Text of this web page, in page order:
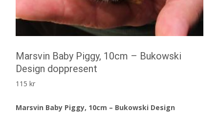
Marsvin Baby Piggy, 10cm – Bukowski
Design doppresent
115 kr
Marsvin Baby Piggy, 10cm – Bukowski Design